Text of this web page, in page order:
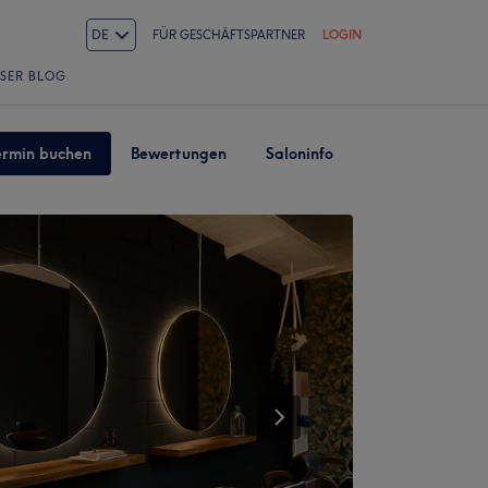
DE FÜR GESCHÄFTSPARTNER LOGIN
BLOG
buchen Bewertungen Saloninfo